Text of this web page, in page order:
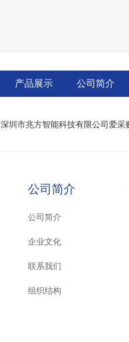
产品展示 公司简介
深圳市兆方智能科技有限公司爱采
公司简介
公司简介
企业文化
联系我们
组织结构